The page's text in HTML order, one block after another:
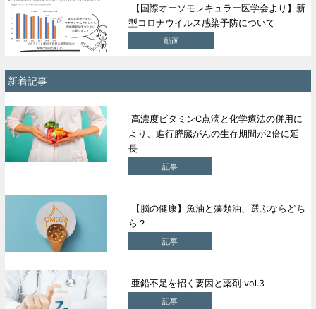
【国際オーソモレキュラー医学会より】新
型コロナウイルス感染予防について
動画
新着記事
高濃度ビタミンC点滴と化学療法の併用に
より、進行膵臓がんの生存期間が2倍に延
長
記事
【脳の健康】魚油と藻類油、選ぶならどち
ら？
記事
亜鉛不足を招く要因と薬剤 vol.3
記事